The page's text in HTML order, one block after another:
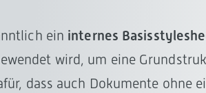
ein internes
wird, um eine
dass auch Dokumente ohne